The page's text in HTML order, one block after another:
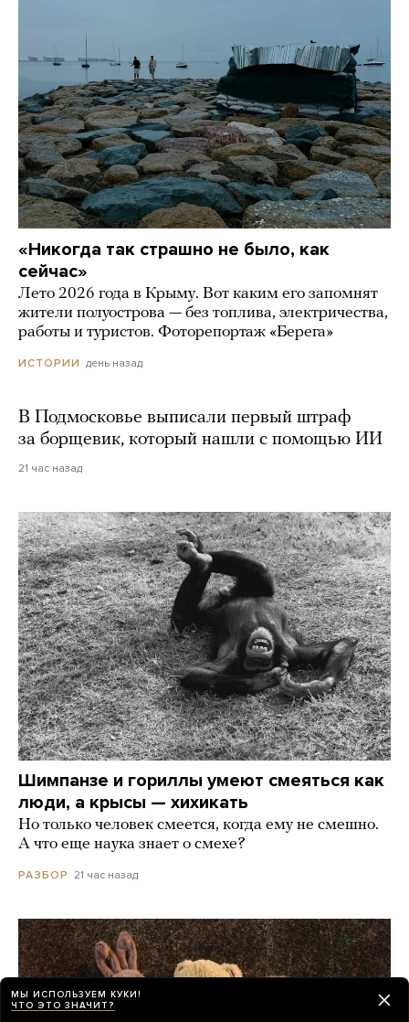
«Никогда так страшно не было, как
сейчас»
Лето 2026 года в Крыму. Вот каким его запомнят
жители полуострова — без топлива, электричества,
работы и туристов. Фоторепортаж «Берега»
ИСТОРИИ день назад
В Подмосковье выписали первый штраф
за борщевик, который нашли с помощью ИИ
21 час назад
Шимпанзе и гориллы умеют смеяться как
люди, а крысы — хихикать
Но только человек смеется, когда ему не смешно.
А что еще наука знает о смехе?
РАЗБОР 21 час назад
МЫ ИСПОЛЬЗУЕМ КУКИ!
ЧТО ЭТО ЗНАЧИТ?